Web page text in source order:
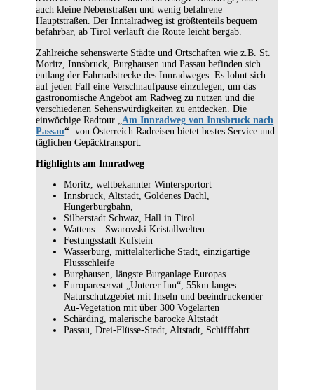
auch kleine Nebenstraßen und wenig befahrene
Hauptstraßen. Der Inntalradweg ist größtenteils bequem
befahrbar, ab Tirol verläuft die Route leicht bergab.
Zahlreiche sehenswerte Städte und Ortschaften wie z.B. St.
Moritz, Innsbruck, Burghausen und Passau befinden sich
entlang der Fahrradstrecke des Innradweges. Es lohnt sich
auf jeden Fall eine Verschnaufpause einzulegen, um das
gastronomische Angebot am Radweg zu nutzen und die
verschiedenen Sehenswürdigkeiten zu entdecken. Die
einwöchige Radtour „Am Innradweg von Innsbruck nach
Passau“ von Österreich Radreisen bietet bestes Service und
täglichen Gepäcktransport.
Highlights am Innradweg
Moritz, weltbekannter Wintersportort
Innsbruck, Altstadt, Goldenes Dachl,
Hungerburgbahn,
Silberstadt Schwaz, Hall in Tirol
Wattens – Swarovski Kristallwelten
Festungsstadt Kufstein
Wasserburg, mittelalterliche Stadt, einzigartige
Flussschleife
Burghausen, längste Burganlage Europas
Europareservat „Unterer Inn“, 55km langes
Naturschutzgebiet mit Inseln und beeindruckender
Au-Vegetation mit über 300 Vogelarten
Schärding, malerische barocke Altstadt
Passau, Drei-Flüsse-Stadt, Altstadt, Schifffahrt